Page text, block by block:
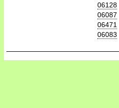
06128
06087
06471
06083